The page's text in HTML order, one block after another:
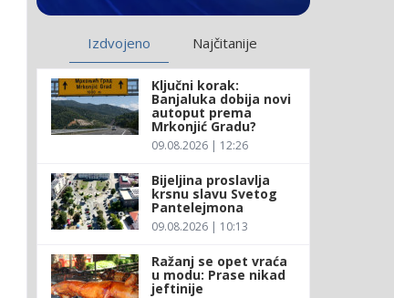
Izdvojeno Najčitanije
Ključni korak:
Banjaluka dobija novi
autoput prema
Mrkonjić Gradu?
09.08.2026 | 12:26
Bijeljina proslavlja
krsnu slavu Svetog
Pantelejmona
09.08.2026 | 10:13
Ražanj se opet vraća
u modu: Prase nikad
jeftinije